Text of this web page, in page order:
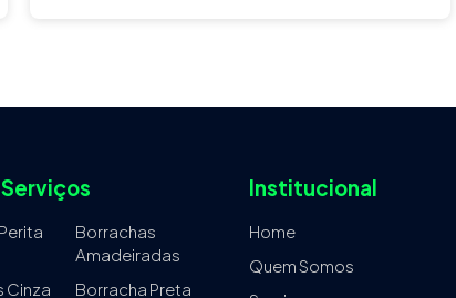
Borrachas
Amadeiradas
Cinza
Borracha Preta
Institucional
Home
Quem Somos